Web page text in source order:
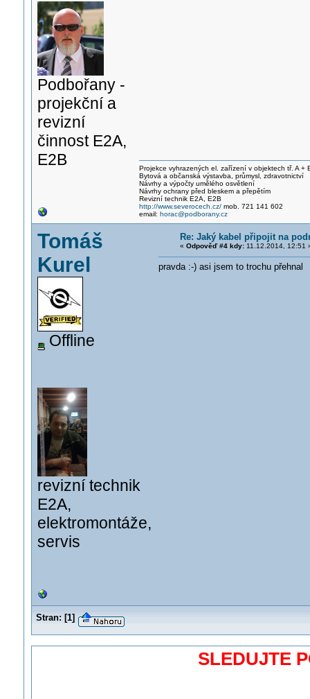
Podbořany -
projekční a
revizní
činnost E2A,
E2B
Projekce vyhrazených el. zařízení v objektech tř. A +
Bytová a občanská výstavba, průmysl, zdravotnictví
Návrhy a výpočty umělého osvětlení
Návrhy ochrany před bleskem a přepětím
Revizní technik E2A, E2B
http://www.severocech.cz/mob. 721 141 602
email: horac@podborany.cz
Tomáš
Kurel
Offline
revizní technik
E2A,
elektromontáže,
servis
Re: Jaký kabel připojit na
« Odpověď #4 kdy:11.12.2014, 12:51
pravda :-) asi jsem to trochu přehnal
Stran: [1]
SLEDUJTE